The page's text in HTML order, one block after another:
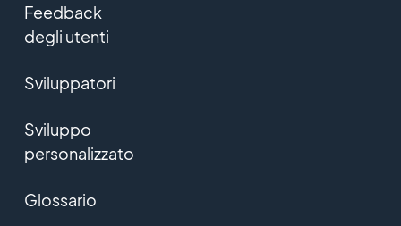
Feedback
degli utenti
Sviluppatori
Sviluppo
personalizzato
Glossario